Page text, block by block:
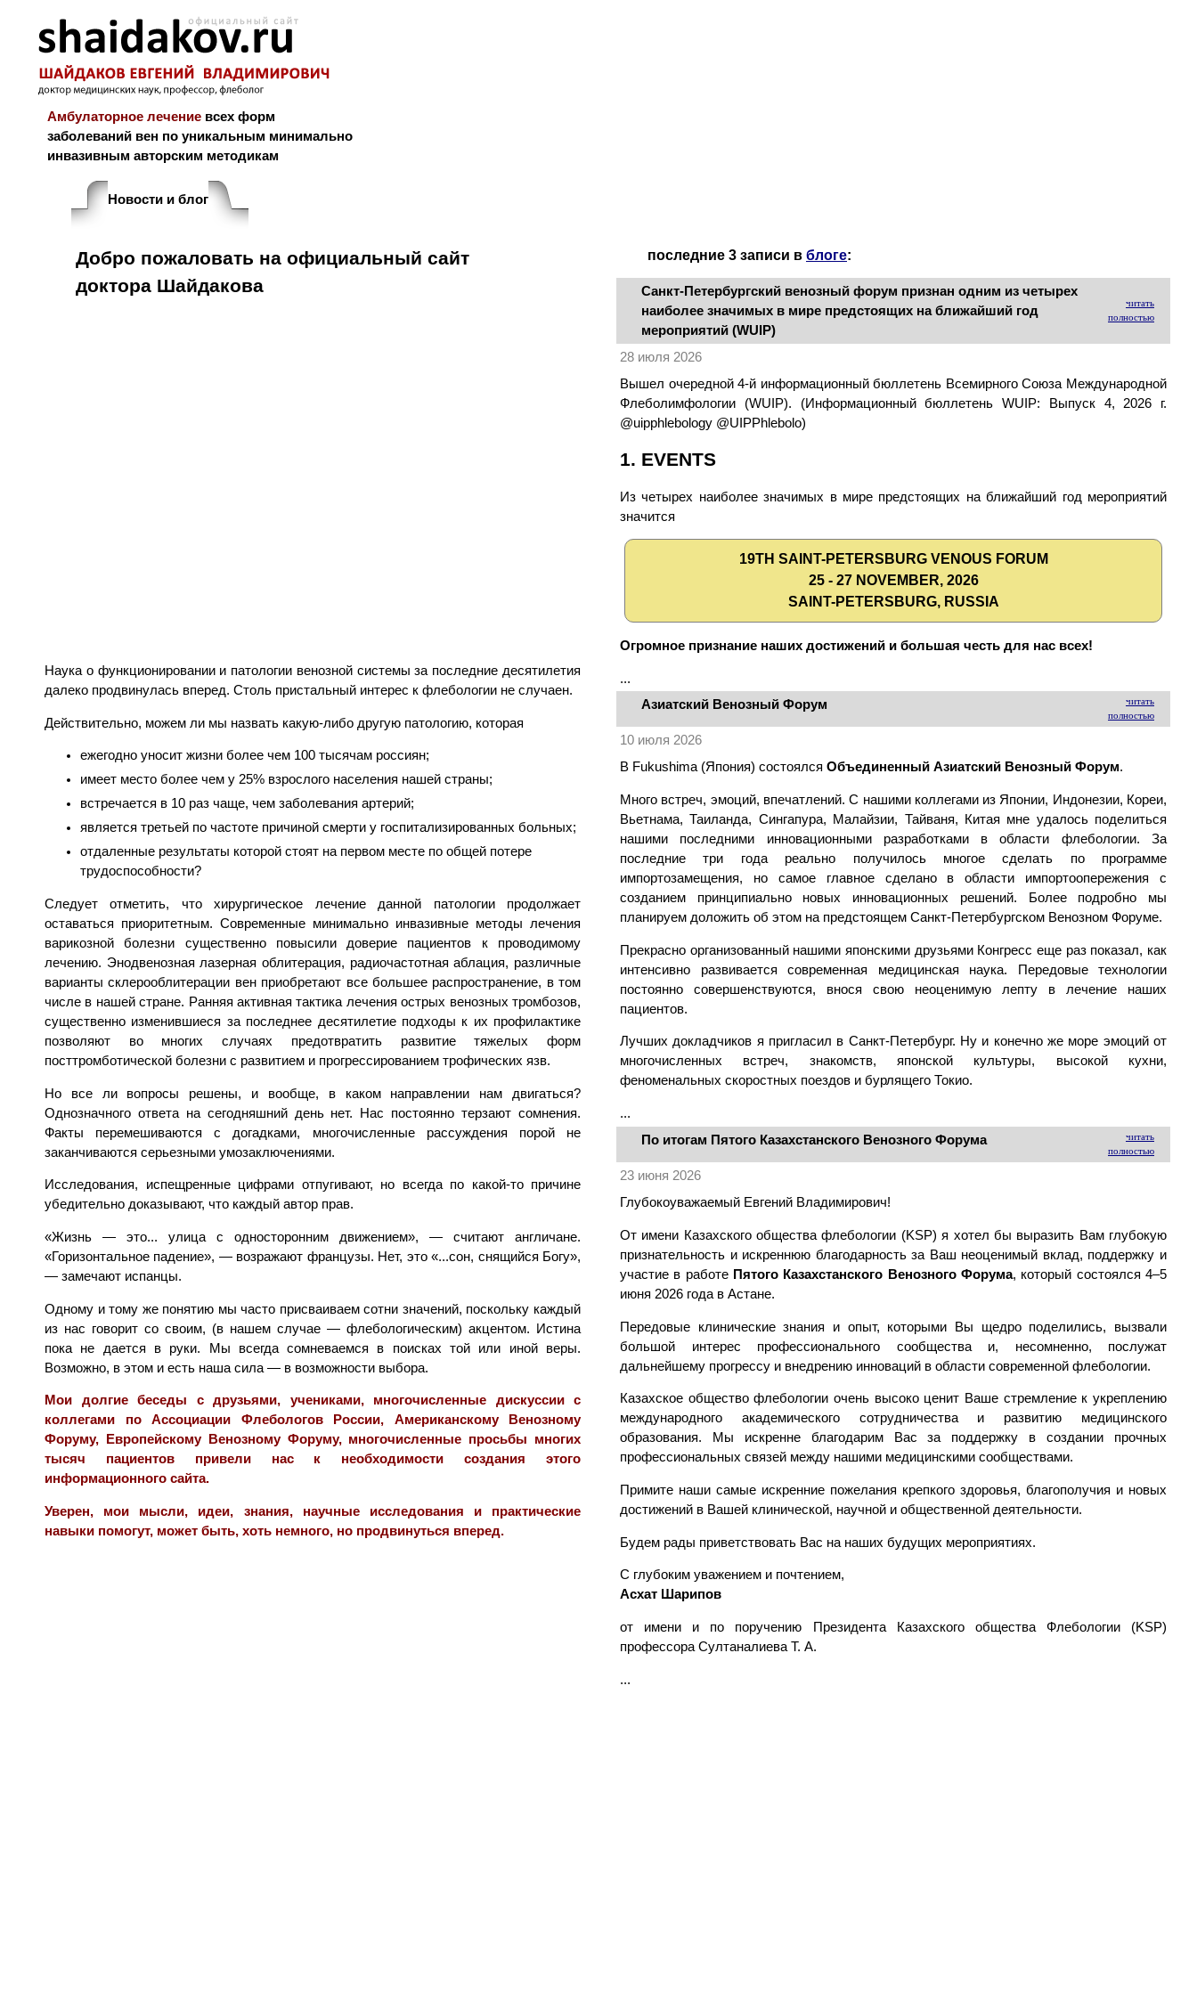
Амбулаторное лечение всех форм
заболеваний вен по уникальным минимально
инвазивным авторским методикам
Новости и блог
Добро пожаловать на официальный сайт
доктора Шайдакова
Наука о функционировании и патологии венозной системы за последние десятилетия
далеко продвинулась вперед. Столь пристальный интерес к флебологии не случаен.
Действительно, можем ли мы назвать какую-либо другую патологию, которая
ежегодно уносит жизни более чем 100 тысячам россиян;
имеет место более чем у 25% взрослого населения нашей страны;
встречается в 10 раз чаще, чем заболевания артерий;
является третьей по частоте причиной смерти у госпитализированных больных;
отдаленные результаты которой стоят на первом месте по общей потере
трудоспособности?
Следует отметить, что хирургическое лечение данной патологии продолжает
оставаться приоритетным. Современные минимально инвазивные методы лечения
варикозной болезни существенно повысили доверие пациентов к проводимому
лечению. Энодвенозная лазерная облитерация, радиочастотная аблация, различные
варианты склерооблитерации вен приобретают все большее распространение, в том
числе в нашей стране. Ранняя активная тактика лечения острых венозных тромбозов,
существенно изменившиеся за последнее десятилетие подходы к их профилактике
позволяют во многих случаях предотвратить развитие тяжелых форм
посттромботической болезни с развитием и прогрессированием трофических язв.
Но все ли вопросы решены, и вообще, в каком направлении нам двигаться?
Однозначного ответа на сегодняшний день нет. Нас постоянно терзают сомнения.
Факты перемешиваются с догадками, многочисленные рассуждения порой не
заканчиваются серьезными умозаключениями.
Исследования, испещренные цифрами отпугивают, но всегда по какой-то причине
убедительно доказывают, что каждый автор прав.
«Жизнь — это... улица с односторонним движением», — считают англичане.
«Горизонтальное падение», — возражают французы. Нет, это «...сон, снящийся Богу»,
— замечают испанцы.
Одному и тому же понятию мы часто присваиваем сотни значений, поскольку каждый
из нас говорит со своим, (в нашем случае — флебологическим) акцентом. Истина
пока не дается в руки. Мы всегда сомневаемся в поисках той или иной веры.
Возможно, в этом и есть наша сила — в возможности выбора.
Мои долгие беседы с друзьями, учениками, многочисленные дискуссии с
коллегами по Ассоциации Флебологов России, Американскому Венозному
Форуму, Европейскому Венозному Форуму, многочисленные просьбы многих
тысяч пациентов привели нас к необходимости создания этого
информационного сайта.
Уверен, мои мысли, идеи, знания, научные исследования и практические
навыки помогут, может быть, хоть немного, но продвинуться вперед.
последние 3 записи в блоге:
Санкт-Петербургский венозный форум признан одним из четырех
наиболее значимых в мире предстоящих на ближайший год
мероприятий (WUIP)
читать
полностью
28 июля 2026
Вышел очередной 4-й информационный бюллетень Всемирного Союза Международной
Флеболимфологии (WUIP). (Информационный бюллетень WUIP: Выпуск 4, 2026 г.
@uipphlebology @UIPPhlebolo)
1. EVENTS
Из четырех наиболее значимых в мире предстоящих на ближайший год мероприятий
значится
19TH SAINT-PETERSBURG VENOUS FORUM
25 - 27 NOVEMBER, 2026
SAINT-PETERSBURG, RUSSIA
Огромное признание наших достижений и большая честь для нас всех!
...
Азиатский Венозный Форум
читать
полностью
10 июля 2026
В Fukushima (Япония) состоялся Объединенный Азиатский Венозный Форум.
Много встреч, эмоций, впечатлений. С нашими коллегами из Японии, Индонезии, Кореи,
Вьетнама, Таиланда, Сингапура, Малайзии, Тайваня, Китая мне удалось поделиться
нашими последними инновационными разработками в области флебологии. За
последние три года реально получилось многое сделать по программе
импортозамещения, но самое главное сделано в области импортоопережения с
созданием принципиально новых инновационных решений. Более подробно мы
планируем доложить об этом на предстоящем Санкт-Петербургском Венозном Форуме.
Прекрасно организованный нашими японскими друзьями Конгресс еще раз показал, как
интенсивно развивается современная медицинская наука. Передовые технологии
постоянно совершенствуются, внося свою неоценимую лепту в лечение наших
пациентов.
Лучших докладчиков я пригласил в Санкт-Петербург. Ну и конечно же море эмоций от
многочисленных встреч, знакомств, японской культуры, высокой кухни,
феноменальных скоростных поездов и бурлящего Токио.
...
По итогам Пятого Казахстанского Венозного Форума
читать
полностью
23 июня 2026
Глубокоуважаемый Евгений Владимирович!
От имени Казахского общества флебологии (KSP) я хотел бы выразить Вам глубокую
признательность и искреннюю благодарность за Ваш неоценимый вклад, поддержку и
участие в работе Пятого Казахстанского Венозного Форума, который состоялся 4–5
июня 2026 года в Астане.
Передовые клинические знания и опыт, которыми Вы щедро поделились, вызвали
большой интерес профессионального сообщества и, несомненно, послужат
дальнейшему прогрессу и внедрению инноваций в области современной флебологии.
Казахское общество флебологии очень высоко ценит Ваше стремление к укреплению
международного академического сотрудничества и развитию медицинского
образования. Мы искренне благодарим Вас за поддержку в создании прочных
профессиональных связей между нашими медицинскими сообществами.
Примите наши самые искренние пожелания крепкого здоровья, благополучия и новых
достижений в Вашей клинической, научной и общественной деятельности.
Будем рады приветствовать Вас на наших будущих мероприятиях.
С глубоким уважением и почтением,
Асхат Шарипов
от имени и по поручению Президента Казахского общества Флебологии (KSP)
профессора Султаналиева Т. А.
...